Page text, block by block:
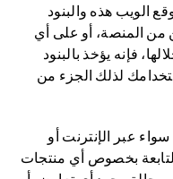
الويب هذه والبنود
من المنصة، أو على أي
فإنه يؤخذ بالبنود
لذلك الجزء من
سواء عبر الإنترنت أو
بخصوص أي منتجات